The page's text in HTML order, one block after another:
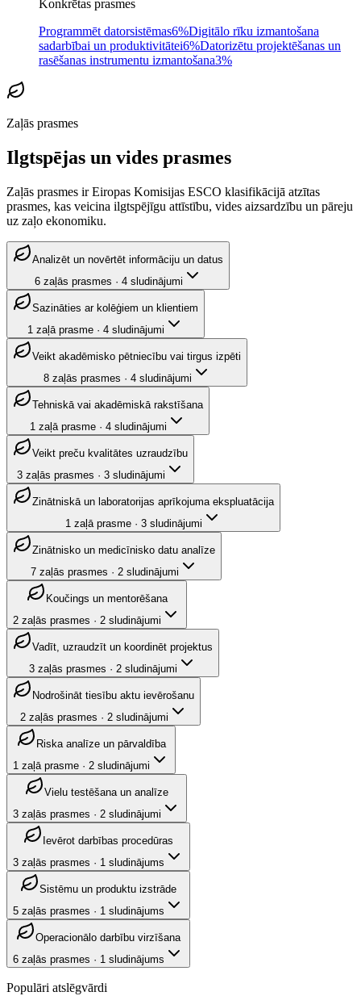
Konkrētas prasmes
Programmēt datorsistēmas6%Digitālo rīku izmantošana
sadarbībai un produktivitātei6%Datorizētu projektēšanas un
rasēšanas instrumentu izmantošana3%
Zaļās prasmes
Ilgtspējas un vides prasmes
Zaļās prasmes ir Eiropas Komisijas ESCO klasifikācijā atzītas
prasmes, kas veicina ilgtspējīgu attīstību, vides aizsardzību un pāreju
uz zaļo ekonomiku.
Analizēt un novērtēt informāciju un datus
6 zaļās prasmes · 4 sludinājumi
Sazināties ar kolēģiem un klientiem
1 zaļā prasme · 4 sludinājumi
Veikt akadēmisko pētniecību vai tirgus izpēti
8 zaļās prasmes · 4 sludinājumi
Tehniskā vai akadēmiskā rakstīšana
1 zaļā prasme · 4 sludinājumi
Veikt preču kvalitātes uzraudzību
3 zaļās prasmes · 3 sludinājumi
Zinātniskā un laboratorijas aprīkojuma ekspluatācija
1 zaļā prasme · 3 sludinājumi
Zinātnisko un medicīnisko datu analīze
7 zaļās prasmes · 2 sludinājumi
Koučings un mentorēšana
2 zaļās prasmes · 2 sludinājumi
Vadīt, uzraudzīt un koordinēt projektus
3 zaļās prasmes · 2 sludinājumi
Nodrošināt tiesību aktu ievērošanu
2 zaļās prasmes · 2 sludinājumi
Riska analīze un pārvaldība
1 zaļā prasme · 2 sludinājumi
Vielu testēšana un analīze
3 zaļās prasmes · 2 sludinājumi
Ievērot darbības procedūras
3 zaļās prasmes · 1 sludinājums
Sistēmu un produktu izstrāde
5 zaļās prasmes · 1 sludinājums
Operacionālo darbību virzīšana
6 zaļās prasmes · 1 sludinājums
Populāri atslēgvārdi